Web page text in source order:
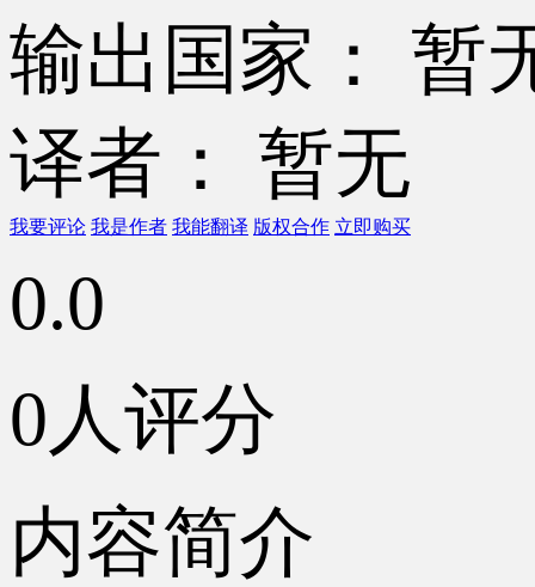
输出国家： 暂
译者： 暂无
我要评论 我是作者 我能翻译 版权合作 立即购买
0.0
0人评分
内容简介